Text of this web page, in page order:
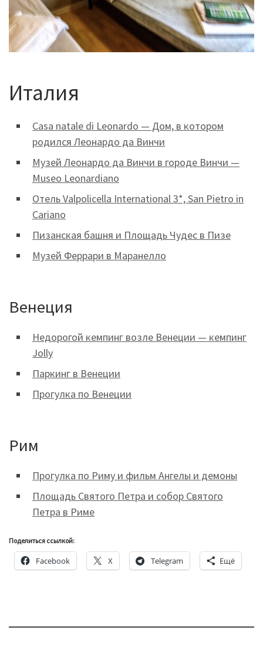
Италия
Casa natale di Leonardo — Дом, в котором
родился Леонардо да Винчи
Музей Леонардо да Винчи в городе Винчи —
Museo Leonardiano
Отель Valpolicella International 3*, San Pietro in
Cariano
Пизанская башня и Площадь Чудес в Пизе
Музей Феррари в Маранелло
Венеция
Недорогой кемпинг возле Венеции — кемпинг
Jolly
Паркинг в Венеции
Прогулка по Венеции
Рим
Прогулка по Риму и фильм Ангелы и демоны
Площадь Святого Петра и собор Святого
Петра в Риме
Поделиться ссылкой:
Facebook X Telegram Ещё